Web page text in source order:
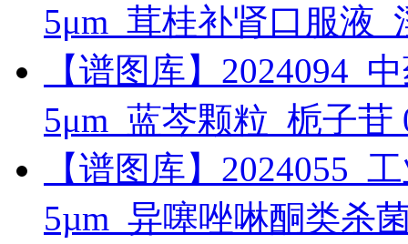
5μm_茸桂补肾口服液
【谱图库】2024094_
5μm_蓝芩颗粒_栀子苷
【谱图库】2024055_
5µm_异噻唑啉酮类杀